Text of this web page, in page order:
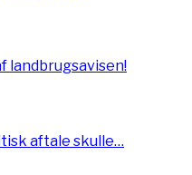
landbrugsavisen!
aftale skulle…